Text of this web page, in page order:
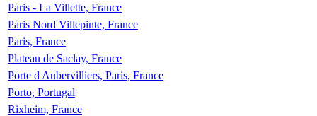
Paris - La Villette, France
Paris Nord Villepinte, France
Paris, France
Plateau de Saclay, France
Porte d Aubervilliers, Paris, France
Porto, Portugal
Rixheim, France